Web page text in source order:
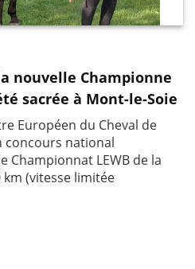
nouvelle Championne
sacrée à Mont-le-Soie
Européen du Cheval de
concours national
Championnat LEWB de la
(vitesse limitée